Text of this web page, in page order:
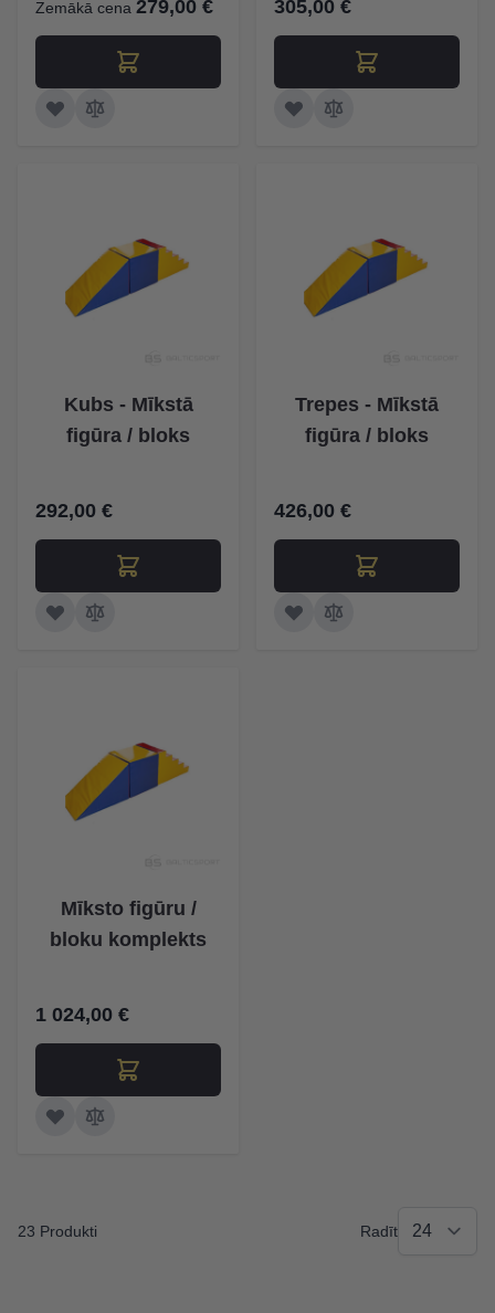
Zemākā cena 279,00 € 305,00 €
Kubs - Mīkstā
figūra / bloks
292,00 €
Trepes - Mīkstā
figūra / bloks
426,00 €
Mīksto figūru /
bloku komplekts
1 024,00 €
23 Produkti Radīt